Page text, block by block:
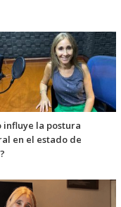
influye la postura
en el estado de